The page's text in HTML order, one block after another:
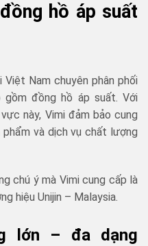
hồ áp suất
Nam chuyên phân phối
đồng hồ áp suất. Với
này, Vimi đảm bảo cung
và dịch vụ chất lượng
chú ý mà Vimi cung cấp là
hiệu Unijin – Malaysia.
lớn – đa dạng